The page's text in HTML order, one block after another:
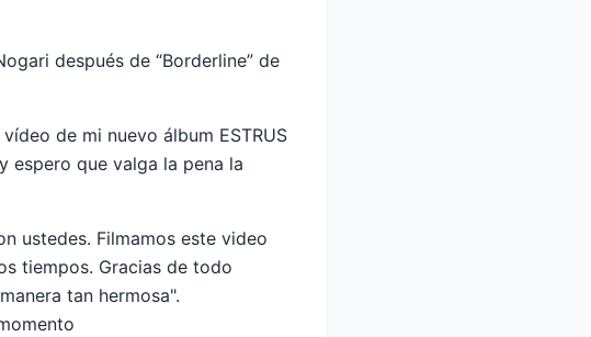
después de “Borderline” de
de mi nuevo álbum ESTRUS
espero que valga la pena la
ustedes. Filmamos este video
tiempos. Gracias de todo
tan hermosa".